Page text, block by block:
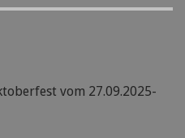
vom 27.09.2025-